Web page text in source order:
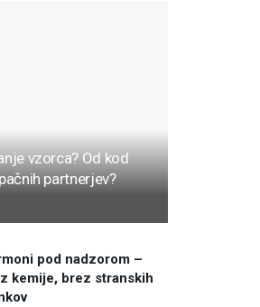
vzorca? Od kod
partnerjev?
pod nadzorom –
kemije, brez stranskih